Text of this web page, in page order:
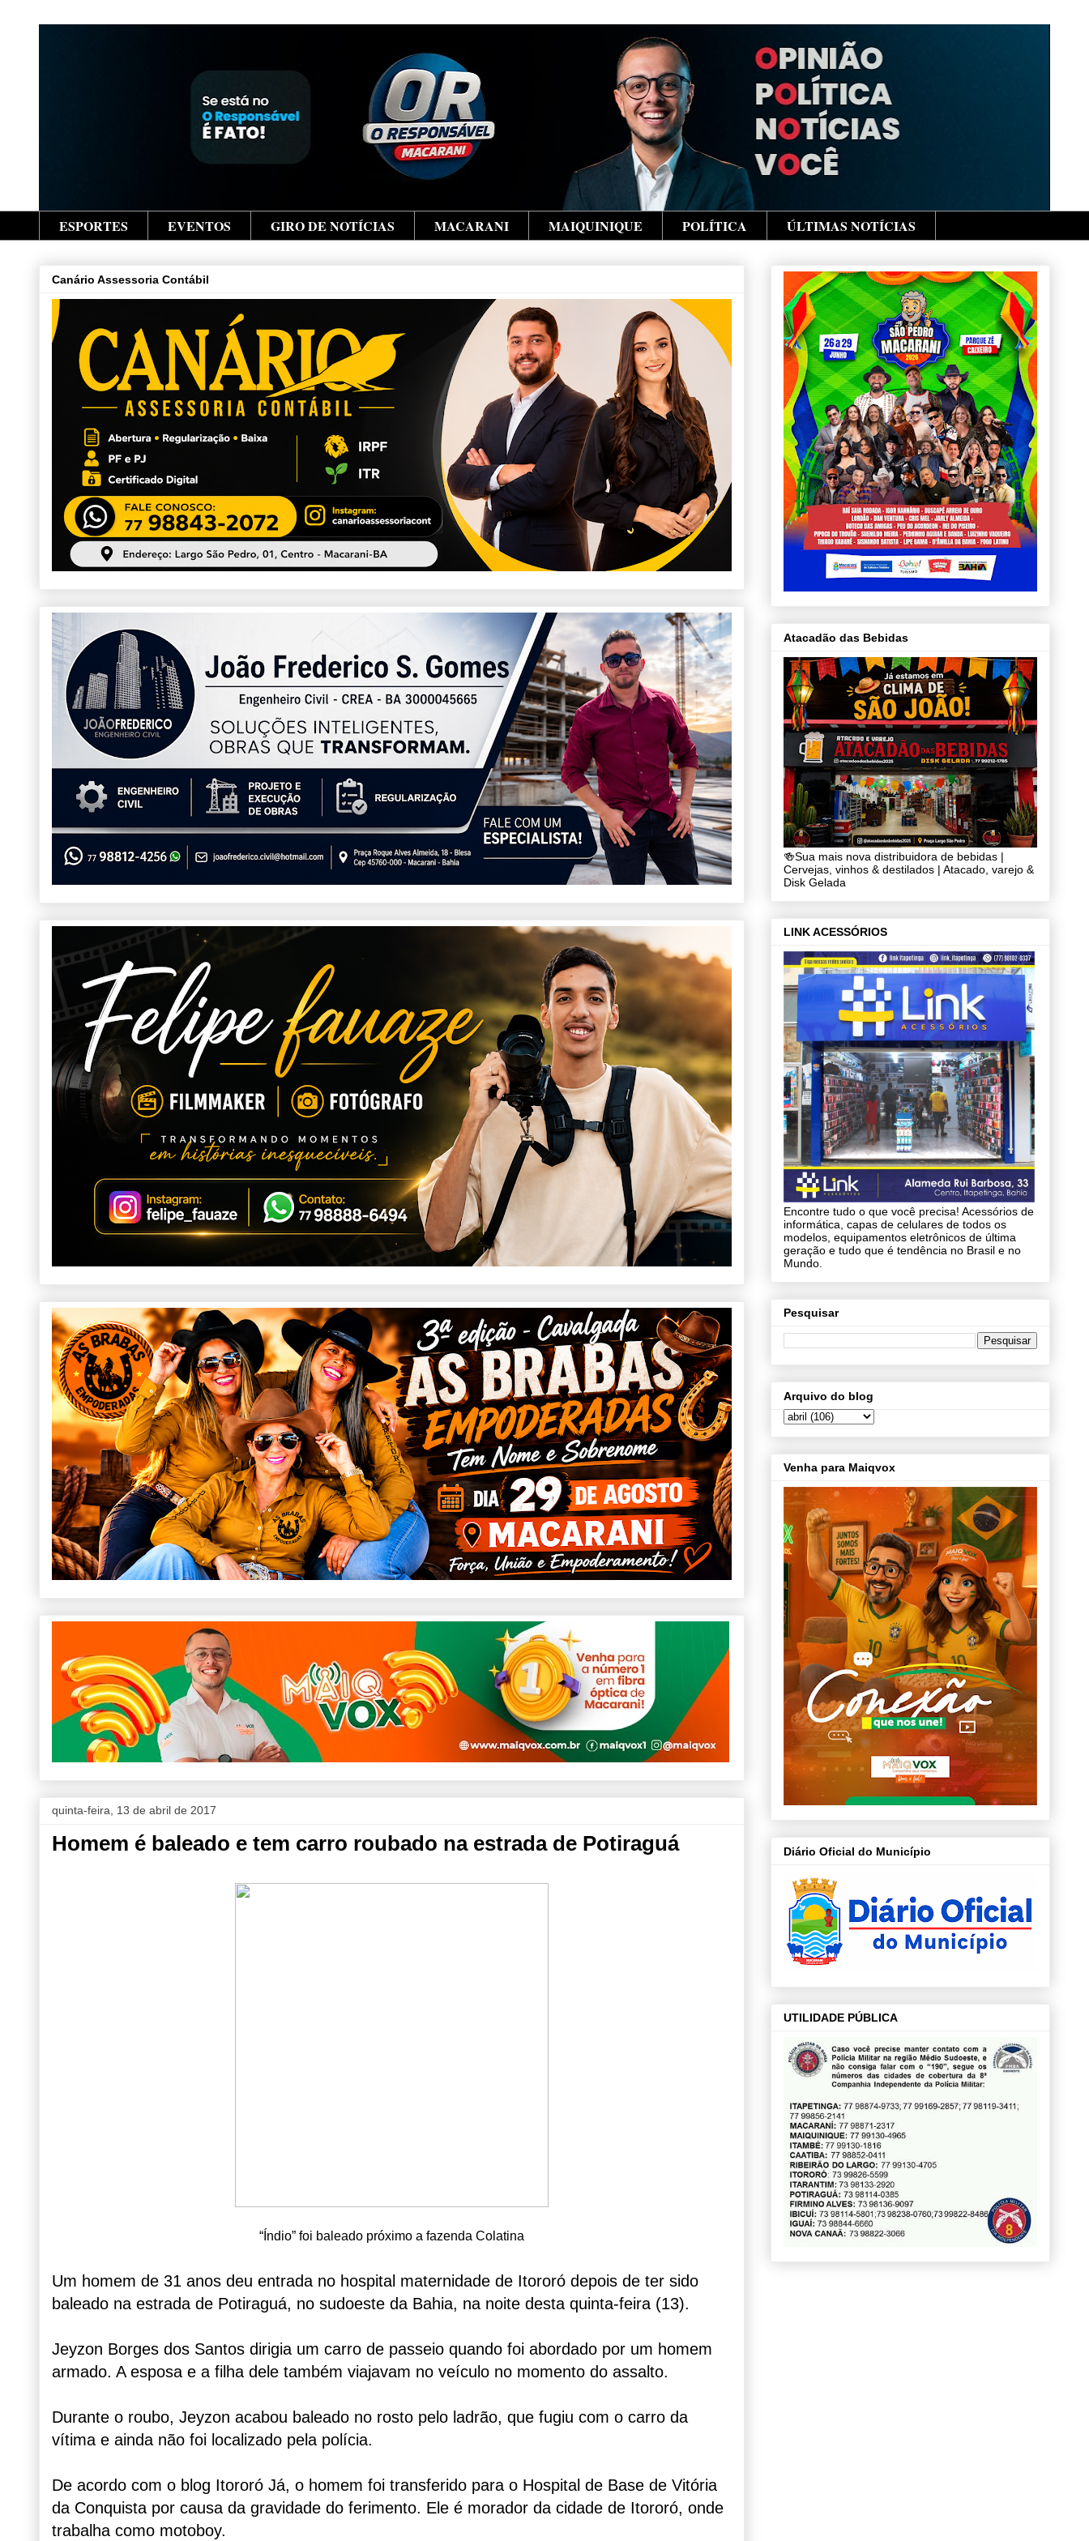
ESPORTES EVENTOS GIRO DE NOTÍCIAS MACARANI MAIQUINIQUE POLÍTICA ÚLTIMAS NOTÍCIAS
Canário Assessoria Contábil
quinta-feira, 13 de abril de 2017
Homem é baleado e tem carro roubado na estrada de Potiraguá
“Índio” foi baleado próximo a fazenda Colatina
Um homem de 31 anos deu entrada no hospital maternidade de Itororó depois de ter sido
baleado na estrada de Potiraguá, no sudoeste da Bahia, na noite desta quinta-feira (13).
Jeyzon Borges dos Santos dirigia um carro de passeio quando foi abordado por um homem
armado. A esposa e a filha dele também viajavam no veículo no momento do assalto.
Durante o roubo, Jeyzon acabou baleado no rosto pelo ladrão, que fugiu com o carro da
vítima e ainda não foi localizado pela polícia.
De acordo com o blog Itororó Já, o homem foi transferido para o Hospital de Base de Vitória
da Conquista por causa da gravidade do ferimento. Ele é morador da cidade de Itororó, onde
trabalha como motoboy.
Atacadão das Bebidas
🍻Sua mais nova distribuidora de bebidas |
Cervejas, vinhos & destilados | Atacado, varejo &
Disk Gelada
LINK ACESSÓRIOS
Encontre tudo o que você precisa! Acessórios de
informática, capas de celulares de todos os
modelos, equipamentos eletrônicos de última
geração e tudo que é tendência no Brasil e no
Mundo.
Pesquisar
Arquivo do blog
Venha para Maiqvox
Diário Oficial do Município
UTILIDADE PÚBLICA